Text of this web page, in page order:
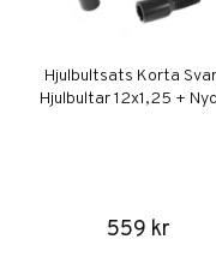
Hjulbultsats Korta
Hjulbultar 12x1,25 +
559 kr